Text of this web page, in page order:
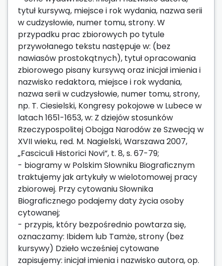
tytuł kursywą, miejsce i rok wydania, nazwa serii
w cudzysłowie, numer tomu, strony. W
przypadku prac zbiorowych po tytule
przywołanego tekstu następuje w: (bez
nawiasów prostokątnych), tytuł opracowania
zbiorowego pisany kursywą oraz inicjał imienia i
nazwisko redaktora, miejsce i rok wydania,
nazwa serii w cudzysłowie, numer tomu, strony,
np. T. Ciesielski, Kongresy pokojowe w Lubece w
latach 1651-1653, w: Z dziejów stosunków
Rzeczypospolitej Obojga Narodów ze Szwecją w
XVII wieku, red. M. Nagielski, Warszawa 2007,
„Fasciculi Historici Novi”, t. 8, s. 67-79;
- biogramy w Polskim Słowniku Biograficznym
traktujemy jak artykuły w wielotomowej pracy
zbiorowej. Przy cytowaniu Słownika
Biograficznego podajemy daty życia osoby
cytowanej;
- przypis, który bezpośrednio powtarza się,
oznaczamy: Ibidem lub Tamże, strony (bez
kursywy) Dzieło wcześniej cytowane
zapisujemy: inicjał imienia i nazwisko autora, op.